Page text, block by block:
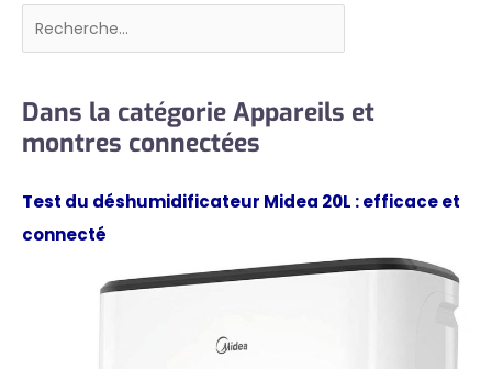
Rechercher
Dans la catégorie Appareils et
montres connectées
Test du déshumidificateur Midea 20L : efficace et
connecté